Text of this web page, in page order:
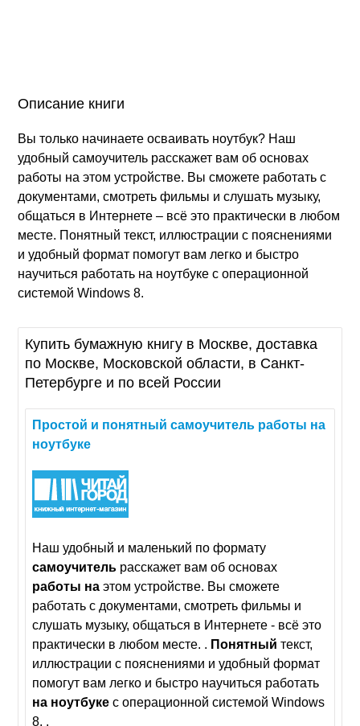
Описание книги
Вы только начинаете осваивать ноутбук? Наш
удобный самоучитель расскажет вам об основах
работы на этом устройстве. Вы сможете работать с
документами, смотреть фильмы и слушать музыку,
общаться в Интернете – всё это практически в любом
месте. Понятный текст, иллюстрации с пояснениями
и удобный формат помогут вам легко и быстро
научиться работать на ноутбуке с операционной
системой Windows 8.
Купить бумажную книгу в Москве, доставка
по Москве, Московской области, в Санкт-
Петербурге и по всей России
Простой и понятный самоучитель работы на
ноутбуке
Наш удобный и маленький по формату
самоучитель расскажет вам об основах
работы на этом устройстве. Вы сможете
работать с документами, смотреть фильмы и
слушать музыку, общаться в Интернете - всё это
практически в любом месте. . Понятный текст,
иллюстрации с пояснениями и удобный формат
помогут вам легко и быстро научиться работать
на ноутбуке с операционной системой Windows
8. .